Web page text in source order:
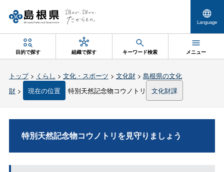
Language
目的で探す 組織で探す キーワード検索 メニュー
トップ> くらし > 文化・スポーツ > 文化財> 島根県の文化
財> 現在の位置 特別天然記念物コウノトリ 文化財課
特別天然記念物コウノトリを見守りましょう